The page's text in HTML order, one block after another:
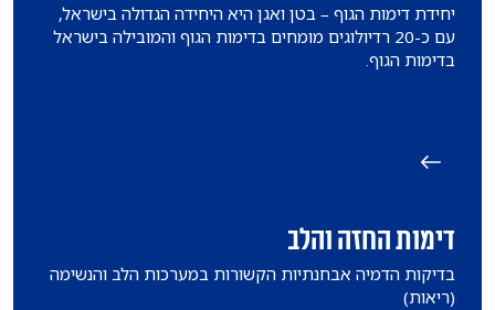
יחידת דימות הגוף – בטן ואגן היא היחידה הגדולה בישראל,
עם כ-20 רדיולוגים מומחים בדימות הגוף והמובילה בישראל
בדימות הגוף.
דימות החזה והלב
בדיקות הדמיה אבחנתיות הקשורות במערכות הלב והנשימה
(ריאות)